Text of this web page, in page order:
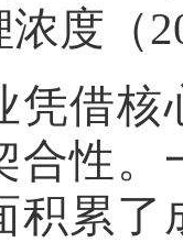
度（
凭借核
合性。
积累了